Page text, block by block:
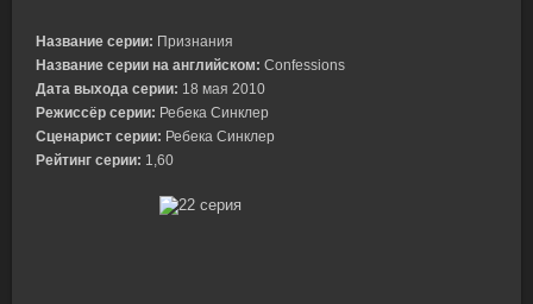
Название серии: Признания
Название серии на английском: Confessions
Дата выхода серии: 18 мая 2010
Режиссёр серии: Ребека Синклер
Сценарист серии: Ребека Синклер
Рейтинг серии: 1,60